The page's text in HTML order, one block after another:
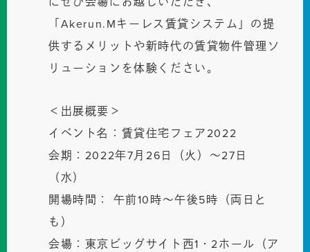
「Akerun.Mキーレス賃貸システム」の提
供するメリットや新時代の賃貸物件管理ソ
リューションを体験ください。
＜出展概要＞
イベント名：賃貸住宅フェア2022
会期：2022年7月26日（火）〜27日
（水）
開場時間： 午前10時〜午後5時（両日と
も）
会場：東京ビッグサイト西1・2ホール（ア